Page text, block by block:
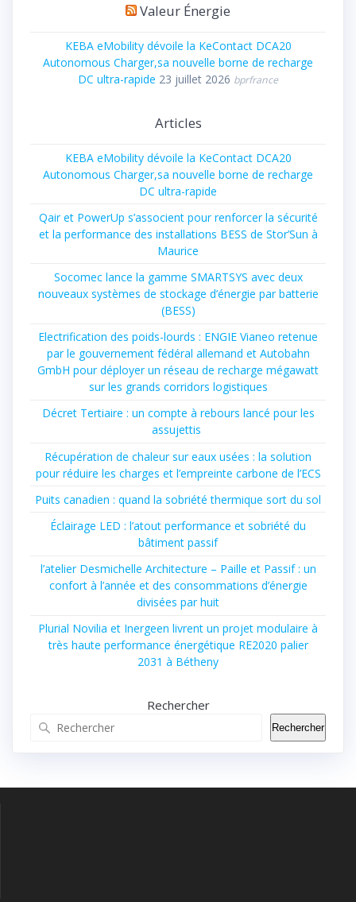
Valeur Énergie
KEBA eMobility dévoile la KeContact DCA20
Autonomous Charger,sa nouvelle borne de recharge
DC ultra-rapide 23 juillet 2026 bprfrance
Articles
KEBA eMobility dévoile la KeContact DCA20
Autonomous Charger,sa nouvelle borne de recharge
DC ultra-rapide
Qair et PowerUp s’associent pour renforcer la sécurité
et la performance des installations BESS de Stor’Sun à
Maurice
Socomec lance la gamme SMARTSYS avec deux
nouveaux systèmes de stockage d’énergie par batterie
(BESS)
Electrification des poids-lourds : ENGIE Vianeo retenue
par le gouvernement fédéral allemand et Autobahn
GmbH pour déployer un réseau de recharge mégawatt
sur les grands corridors logistiques
Décret Tertiaire : un compte à rebours lancé pour les
assujettis
Récupération de chaleur sur eaux usées : la solution
pour réduire les charges et l’empreinte carbone de l’ECS
Puits canadien : quand la sobriété thermique sort du sol
Éclairage LED : l’atout performance et sobriété du
bâtiment passif
l’atelier Desmichelle Architecture – Paille et Passif : un
confort à l’année et des consommations d’énergie
divisées par huit
Plurial Novilia et Inergeen livrent un projet modulaire à
très haute performance énergétique RE2020 palier
2031 à Bétheny
Rechercher
Rechercher